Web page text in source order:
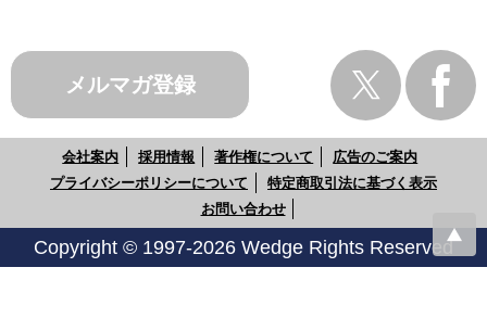
メルマガ登録
会社案内 採用情報 著作権について
広告のご案内
プライバシーポリシーについて
特定商取引法に基づく表示
お問い合わせ
Copyright © 1997-2026 Wedge Rights Reserved